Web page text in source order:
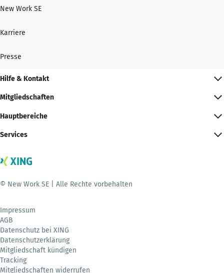
New Work SE
Karriere
Presse
Hilfe & Kontakt
Mitgliedschaften
Hauptbereiche
Services
© New Work SE | Alle Rechte vorbehalten
Impressum
AGB
Datenschutz bei XING
Datenschutzerklärung
Mitgliedschaft kündigen
Tracking
Mitgliedschaften widerrufen